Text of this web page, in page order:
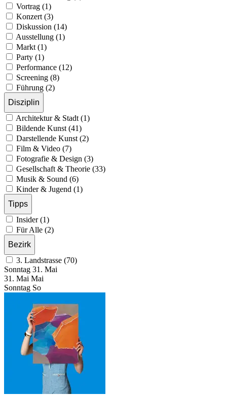
Vortrag (1)
Konzert (3)
Diskussion (14)
Ausstellung (1)
Markt (1)
Party (1)
Performance (12)
Screening (8)
Führung (2)
Disziplin
Architektur & Stadt (1)
Bildende Kunst (41)
Darstellende Kunst (2)
Film & Video (7)
Fotografie & Design (3)
Gesellschaft & Theorie (33)
Musik & Sound (6)
Kinder & Jugend (1)
Tipps
Insider (1)
Für Alle (2)
Bezirk
3. Landstrasse (70)
Sonntag 31. Mai
31. Mai Mai
Sonntag So